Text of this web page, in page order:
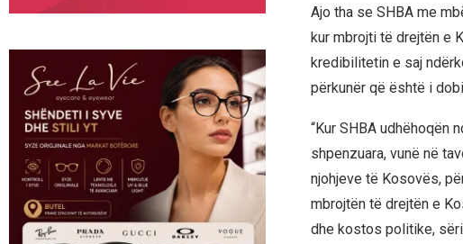
Ajo tha se SHBA me
kur mbrojti të drejtën e
kredibilitetin e saj
përkunër që është i
“Kur SHBA udhëhoqën
shpenzuara, vunë në
njohjeve të Kosovës,
mbrojtën të drejtën e
dhe kostos politike,